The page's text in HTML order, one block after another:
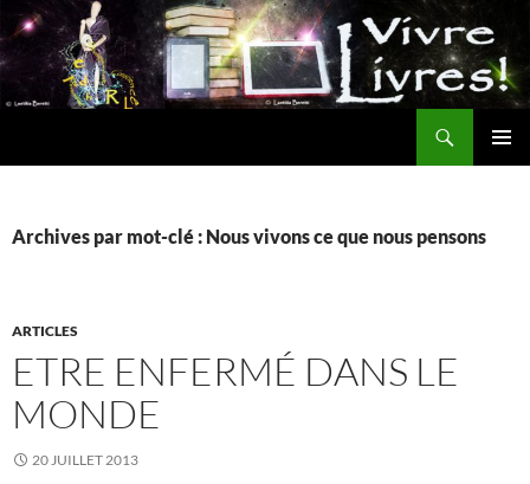
Aller
au
contenu
Archives par mot-clé : Nous vivons ce que nous pensons
ARTICLES
ETRE ENFERMÉ DANS LE
MONDE
20 JUILLET 2013